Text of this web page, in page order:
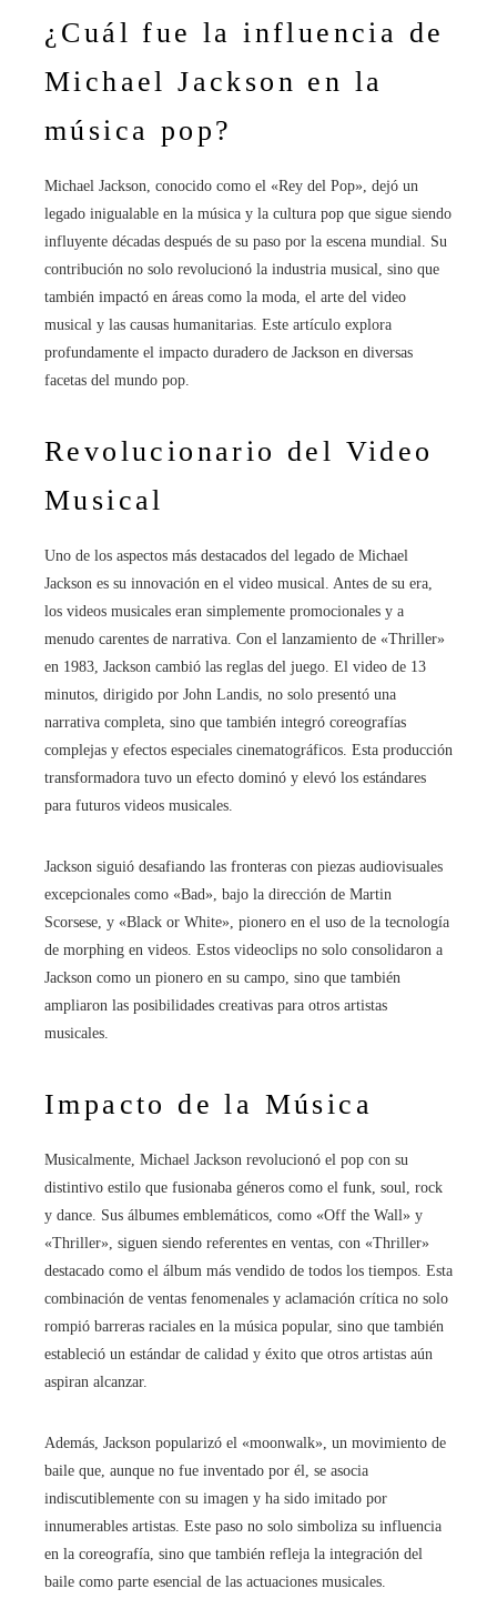
¿Cuál fue la influencia de
Michael Jackson en la
música pop?
Michael Jackson, conocido como el «Rey del Pop», dejó un
legado inigualable en la música y la cultura pop que sigue siendo
influyente décadas después de su paso por la escena mundial. Su
contribución no solo revolucionó la industria musical, sino que
también impactó en áreas como la moda, el arte del video
musical y las causas humanitarias. Este artículo explora
profundamente el impacto duradero de Jackson en diversas
facetas del mundo pop.
Revolucionario del Video
Musical
Uno de los aspectos más destacados del legado de Michael
Jackson es su innovación en el video musical. Antes de su era,
los videos musicales eran simplemente promocionales y a
menudo carentes de narrativa. Con el lanzamiento de «Thriller»
en 1983, Jackson cambió las reglas del juego. El video de 13
minutos, dirigido por John Landis, no solo presentó una
narrativa completa, sino que también integró coreografías
complejas y efectos especiales cinematográficos. Esta producción
transformadora tuvo un efecto dominó y elevó los estándares
para futuros videos musicales.
Jackson siguió desafiando las fronteras con piezas audiovisuales
excepcionales como «Bad», bajo la dirección de Martin
Scorsese, y «Black or White», pionero en el uso de la tecnología
de morphing en videos. Estos videoclips no solo consolidaron a
Jackson como un pionero en su campo, sino que también
ampliaron las posibilidades creativas para otros artistas
musicales.
Impacto de la Música
Musicalmente, Michael Jackson revolucionó el pop con su
distintivo estilo que fusionaba géneros como el funk, soul, rock
y dance. Sus álbumes emblemáticos, como «Off the Wall» y
«Thriller», siguen siendo referentes en ventas, con «Thriller»
destacado como el álbum más vendido de todos los tiempos. Esta
combinación de ventas fenomenales y aclamación crítica no solo
rompió barreras raciales en la música popular, sino que también
estableció un estándar de calidad y éxito que otros artistas aún
aspiran alcanzar.
Además, Jackson popularizó el «moonwalk», un movimiento de
baile que, aunque no fue inventado por él, se asocia
indiscutiblemente con su imagen y ha sido imitado por
innumerables artistas. Este paso no solo simboliza su influencia
en la coreografía, sino que también refleja la integración del
baile como parte esencial de las actuaciones musicales.